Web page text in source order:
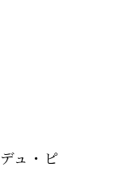
ュ・ピ